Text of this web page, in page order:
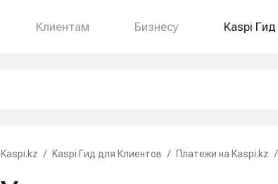
Клиентам Бизнесу Kaspi Гид
Kaspi.kz / Kaspi Гид для Клиентов / Платежи на Kaspi.kz /